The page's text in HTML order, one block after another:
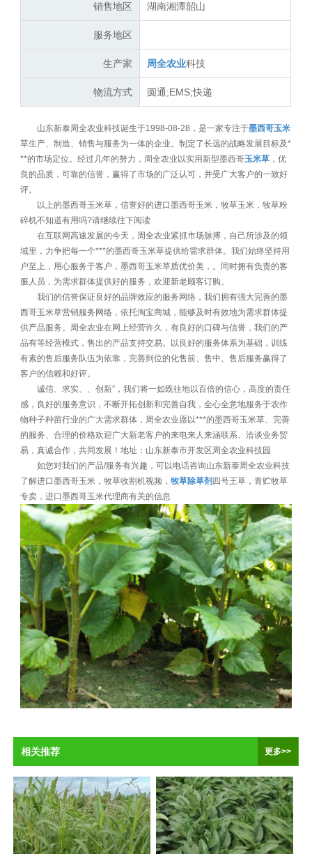
销售地区 湖南湘潭韶山
服务地区
生产家 周全农业科技
物流方式 圆通;EMS;快递
山东新泰周全农业科技诞生于1998-08-28，是一家专注于墨西哥玉米
草生产、制造、销售与服务为一体的企业。制定了长远的战略发展目标及*
**的市场定位。经过几年的努力，周全农业以实用新型墨西哥玉米草 ，优
良的品质，可靠的信誉，赢得了市场的广泛认可，并受广大客户的一致好
评。
以上的墨西哥玉米草，信誉好的进口墨西哥玉米，牧草玉米，牧草粉
碎机不知道有用吗?请继续往下阅读
在互联网高速发展的今天，周全农业紧抓市场脉搏，自己所涉及的领
域里，力争把每一个***的墨西哥玉米草提供给需求群体。我们始终坚持用
户至上，用心服务于客户，墨西哥玉米草质优价美，。同时拥有负责的客
服人员，为需求群体提供好的服务，欢迎新老顾客订购。
我们的信誉保证良好的品牌效应的服务网络，我们拥有强大完善的墨
西哥玉米草营销服务网络，依托淘宝商城，能够及时有效地为需求群体提
供产品服务。周全农业在网上经营许久，有良好的口碑与信誉，我们的产
品有等经营模式，售出的产品支持交易。以良好的服务体系为基础，训练
有素的售后服务队伍为依靠，完善到位的化售前、售中、售后服务赢得了
客户的信赖和好评。
诚信、求实、、创新”，我们将一如既往地以百倍的信心，高度的责任
感，良好的服务意识，不断开拓创新和完善自我，全心全意地服务于农作
物种子种苗行业的广大需求群体，周全农业愿以***的墨西哥玉米草、完善
的服务、合理的价格欢迎广大新老客户的来电来人来涵联系、洽谈业务贸
易，真诚合作，共同发展！地址：山东新泰市开发区周全农业科技园
如您对我们的产品/服务有兴趣，可以电话咨询山东新泰周全农业科技
了解进口墨西哥玉米，牧草收割机视频，牧草除草剂 四号王草，青贮牧草
专卖，进口墨西哥玉米代理商有关的信息
相关推荐 更多>>